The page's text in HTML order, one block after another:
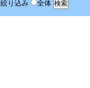
絞り込み 全体